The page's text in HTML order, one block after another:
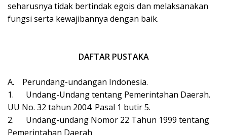
seharusnya tidak bertindak egois dan melaksanakan
fungsi serta kewajibannya dengan baik.
DAFTAR PUSTAKA
A.
Perundang-undangan Indonesia.
1.
Undang-Undang tentang Pemerintahan Daerah.
UU No. 32 tahun 2004. Pasal 1 butir 5.
2.
Undang-undang Nomor 22 Tahun 1999 tentang
Pemerintahan Daerah